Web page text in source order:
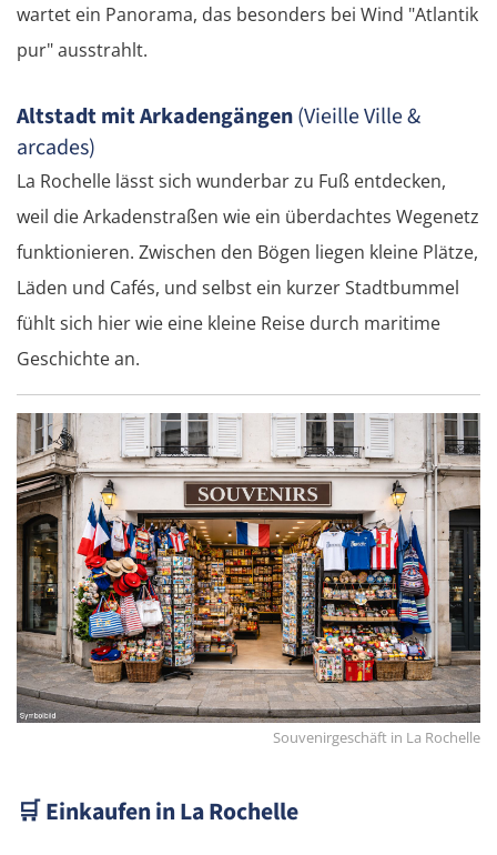
wartet ein Panorama, das besonders bei Wind "Atlantik
pur" ausstrahlt.
Altstadt mit Arkadengängen(Vieille Ville &
arcades)
La Rochelle lässt sich wunderbar zu Fuß entdecken,
weil die Arkadenstraßen wie ein überdachtes Wegenetz
funktionieren. Zwischen den Bögen liegen kleine Plätze,
Läden und Cafés, und selbst ein kurzer Stadtbummel
fühlt sich hier wie eine kleine Reise durch maritime
Geschichte an.
Souvenirgeschäft in La Rochelle
🛒Einkaufen in La Rochelle